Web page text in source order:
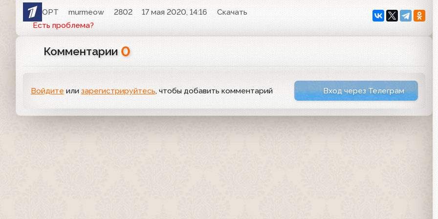
ОРТ murmeow 2802 17 мая 2020, 14:16
Скачать
Есть проблема?
Комментарии 0
Войдите или зарегистрируйтесь, чтобы добавить комментарий Вход через Телеграм